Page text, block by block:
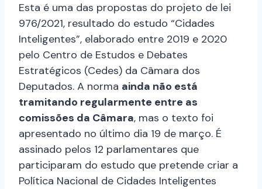
Esta é uma das propostas do projeto de lei
976/2021, resultado do estudo “Cidades
Inteligentes”, elaborado entre 2019 e 2020
pelo Centro de Estudos e Debates
Estratégicos (Cedes) da Câmara dos
Deputados. A norma ainda não está
tramitando regularmente entre as
comissões da Câmara, mas o texto foi
apresentado no último dia 19 de março. É
assinado pelos 12 parlamentares que
participaram do estudo que pretende criar a
Política Nacional de Cidades Inteligentes